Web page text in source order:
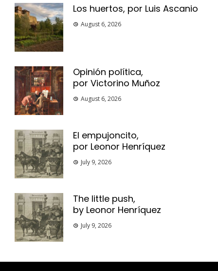
Los huertos, por Luis Ascanio
August 6, 2026
Opinión política,
por Victorino Muñoz
August 6, 2026
El empujoncito,
por Leonor Henríquez
July 9, 2026
The little push,
by Leonor Henríquez
July 9, 2026